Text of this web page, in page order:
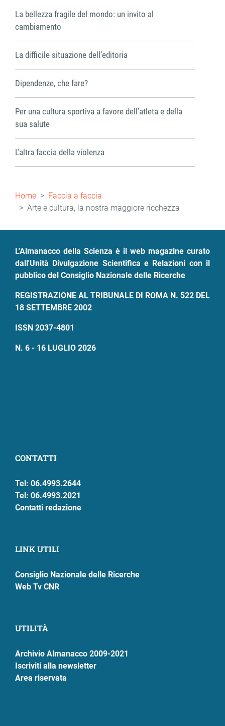
La bellezza fragile del mondo: un invito al
cambiamento
La difficile situazione dell’editoria
Dipendenze, che fare?
Per una cultura sportiva a favore dell’atleta e della
sua salute
L’altra faccia della violenza
Briciole
di
pane
Home
Faccia a faccia
Arte e cultura, la nostra maggiore ricchezza
L'Almanacco della Scienza è il web magazine curato
dall'Unità Divulgazione Scientifica e Relazioni con il
pubblico del Consiglio Nazionale delle Ricerche
REGISTRAZIONE AL TRIBUNALE DI ROMA N. 522 DEL
18 SETTEMBRE 2002
ISSN 2037-4801
N. 6 - 16 LUGLIO 2026
CONTATTI
Tel: 06.4993.2644
Tel: 06.4993.2021
Contatti redazione
LINK UTILI
Consiglio Nazionale delle Ricerche
Web Tv CNR
UTILITÀ
Archivio Almanacco 2009-2021
Iscriviti alla newsletter
Area riservata